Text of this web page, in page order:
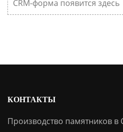
CRM-форма появится здесь
КОНТАКТЫ
Производство памятников в